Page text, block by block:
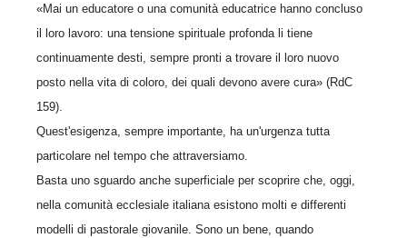
«Mai un educatore o una comunità educatrice hanno concluso
il loro lavoro: una tensione spirituale profonda li tiene
continuamente desti, sempre pronti a trovare il loro nuovo
posto nella vita di coloro, dei quali devono avere cura» (RdC
159).
Quest'esigenza, sempre importante, ha un'urgenza tutta
particolare nel tempo che attraversiamo.
Basta uno sguardo anche superficiale per scoprire che, oggi,
nella comunità ecclesiale italiana esistono molti e differenti
modelli di pastorale giovanile. Sono un bene, quando